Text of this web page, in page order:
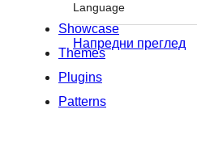
Language
Напредни преглед
Showcase
Themes
Plugins
Patterns